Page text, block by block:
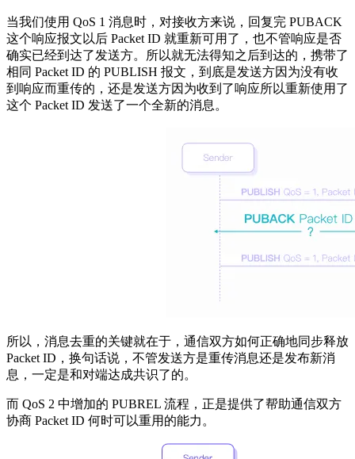
当我们使用 QoS 1 消息时，对接收方来说，回复完 PUBACK
这个响应报文以后 Packet ID 就重新可用了，也不管响应是否
确实已经到达了发送方。所以就无法得知之后到达的，携带了
相同 Packet ID 的 PUBLISH 报文，到底是发送方因为没有收
到响应而重传的，还是发送方因为收到了响应所以重新使用了
这个 Packet ID 发送了一个全新的消息。
所以，消息去重的关键就在于，通信双方如何正确地同步释放
Packet ID，换句话说，不管发送方是重传消息还是发布新消
息，一定是和对端达成共识了的。
而 QoS 2 中增加的 PUBREL 流程，正是提供了帮助通信双方
协商 Packet ID 何时可以重用的能力。